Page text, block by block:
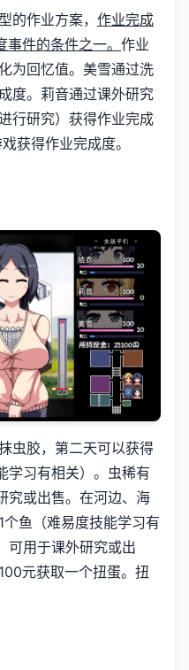
的作业方案， 作业完成
件的条件之一。 作业
为回忆值。 美雪通过洗
度。 莉音通过课外研究
行研究）获得作业完成
获得作业完成度。
虫胶，第二天可以获得
学习有相关）。虫稀有
或出售。 在河边、海
鱼（难易度技能学习有
可用于课外研究或出
元获取一个扭蛋。扭